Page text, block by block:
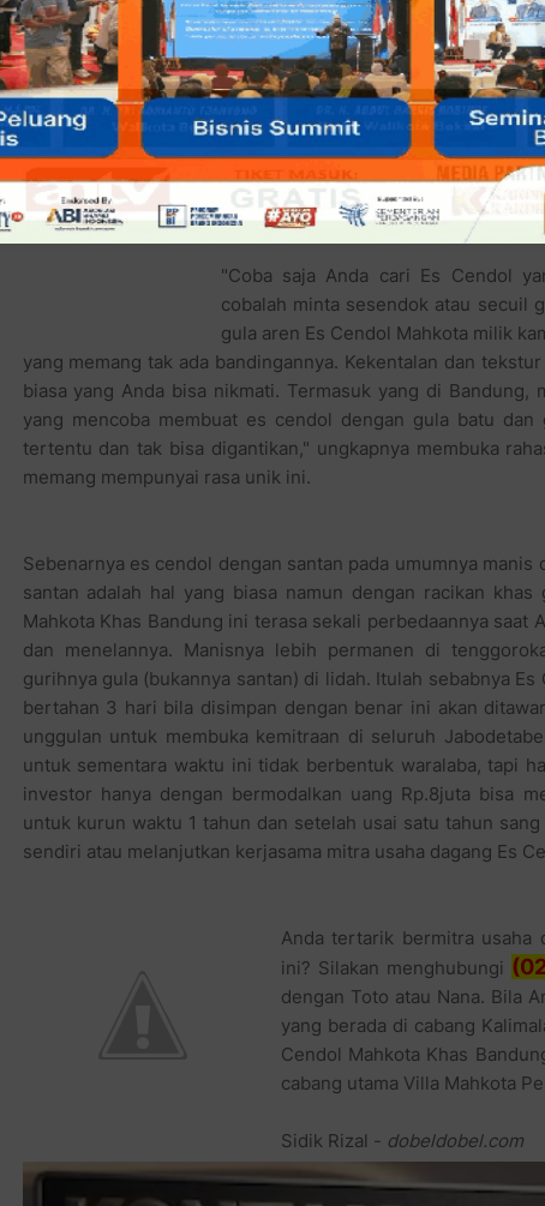
mencoba membuka usaha Es Cendol di Jakarta. Saat itu ia
merk Es Cendol Liberty. Entah karena apa sang istri
barat dengan arti kebebasan itu, padahal usahanya sudah
Kini dengan merk baru Es Cendol
dua cabang Es Cendol Khas
di seluruh Jabodetabek, seperti
"Coba saja Anda cari Es Cendol
cobalah minta sesendok atau secuil
gula aren Es Cendol Mahkota milik
yang memang tak ada bandingannya. Kekentalan dan
biasa yang Anda bisa nikmati. Termasuk yang di Bandung,
yang mencoba membuat es cendol dengan gula batu
tertentu dan tak bisa digantikan," ungkapnya membuka
memang mempunyai rasa unik ini.
Sebenarnya es cendol dengan santan pada umumnya
santan adalah hal yang biasa namun dengan racikan khas
Mahkota Khas Bandung ini terasa sekali perbedaannya saat
dan menelannya. Manisnya lebih permanen di
gurihnya gula (bukannya santan) di lidah. Itulah sebabnya Es
bertahan 3 hari bila disimpan dengan benar ini akan
unggulan untuk membuka kemitraan di seluruh
untuk sementara waktu ini tidak berbentuk waralaba, tapi
investor hanya dengan bermodalkan uang Rp.8juta bisa
untuk kurun waktu 1 tahun dan setelah usai satu tahun
sendiri atau melanjutkan kerjasama mitra usaha dagang Es
Anda tertarik bermitra usaha
ini? Silakan menghubungi
dengan Toto atau Nana. Bila
yang berada di cabang
Cendol Mahkota Khas
cabang utama Villa Mahkota
Sidik Rizal - dobeldobel.com